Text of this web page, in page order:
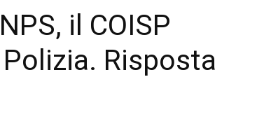
il COISP
Risposta